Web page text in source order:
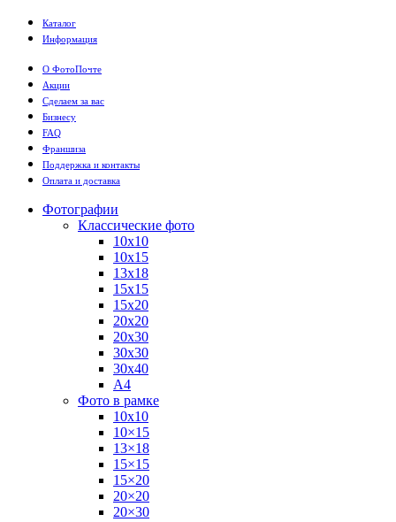
Каталог
Информация
О ФотоПочте
Акции
Сделаем за вас
Бизнесу
FAQ
Франшиза
Поддержка и контакты
Оплата и доставка
Фотографии
Классические фото
10х10
10х15
13х18
15х15
15х20
20х20
20х30
30х30
30х40
А4
Фото в рамке
10х10
10×15
13×18
15×15
15×20
20×20
20×30